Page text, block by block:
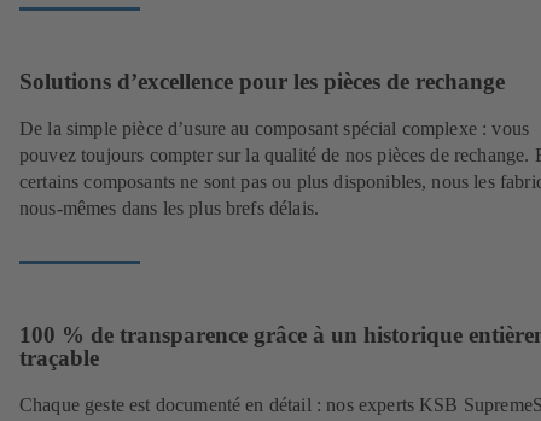
Solutions d’excellence pour les pièces de rechange
De la simple pièce d’usure au composant spécial complexe : vous
pouvez toujours compter sur la qualité de nos pièces de rechange.
certains composants ne sont pas ou plus disponibles, nous les
nous-mêmes dans les plus brefs délais.
100 % de transparence grâce à un historique
traçable
Chaque geste est documenté en détail : nos experts KSB